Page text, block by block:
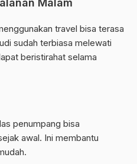
Malam
travel bisa terasa
sudah terbiasa melewati
beristirahat selama
penumpang bisa
awal. Ini membantu